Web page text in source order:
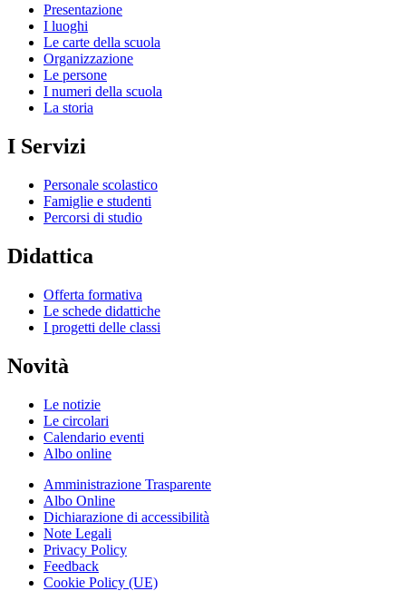
Presentazione
I luoghi
Le carte della scuola
Organizzazione
Le persone
I numeri della scuola
La storia
I Servizi
Personale scolastico
Famiglie e studenti
Percorsi di studio
Didattica
Offerta formativa
Le schede didattiche
I progetti delle classi
Novità
Le notizie
Le circolari
Calendario eventi
Albo online
Amministrazione Trasparente
Albo Online
Dichiarazione di accessibilità
Note Legali
Privacy Policy
Feedback
Cookie Policy (UE)